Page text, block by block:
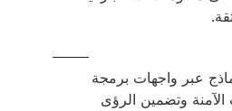
عبر واجهات برمجة
الآمنة وتضمين الرؤى